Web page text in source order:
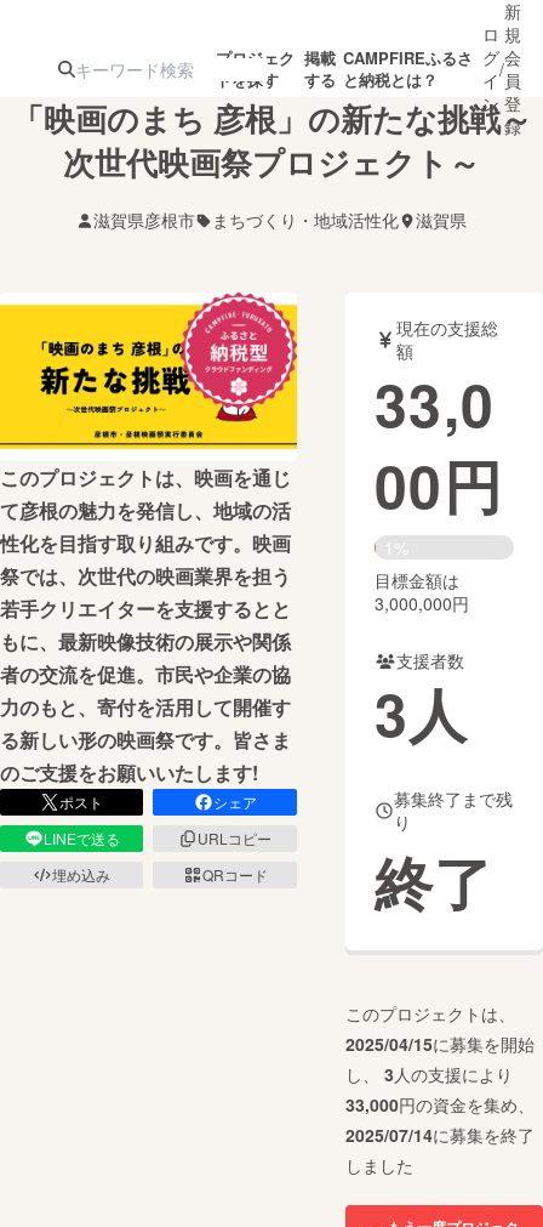
プロジェク
トを探す
注目のリ
ターン
注目の新着プロ
ジェクト
募集終了が近いプ
ロジェクト
されます
アート・写真 音楽
テクノロジー・ガジェット ゲーム・
映像・映画 書籍・雑誌
ビジネス・起業 チャレンジ
まちづくり・地域活性化
CAMPFIRE for Social Good
CAMPFIRE Creation
CAMPFIREふるさと納税machi-ya コミュニティ
掲載
する
CAMPFIREふるさ
と納税とは？
ロ
グ
イ
ン
/
新
規
会
員
登
録
「映画のまち 彦根」の新たな挑戦～
次世代映画祭プロジェクト～
滋賀県彦根市 まちづくり・地域活性化 滋賀県
このプロジェクトは、映画を通じ
て彦根の魅力を発信し、地域の活
性化を目指す取り組みです。映画
祭では、次世代の映画業界を担う
若手クリエイターを支援するとと
もに、最新映像技術の展示や関係
者の交流を促進。市民や企業の協
力のもと、寄付を活用して開催す
る新しい形の映画祭です。皆さま
のご支援をお願いいたします!
ポスト
シェア
LINEで送る
URLコピー
埋め込み
QRコード
現在の支援総
額
33,0
00円
1%
目標金額は
3,000,000円
支援者数
3人
募集終了まで残
り
終了
このプロジェクトは、
2025/04/15に募集を開始
し、 3人の支援により
33,000円の資金を集め、
2025/07/14に募集を終了
しました